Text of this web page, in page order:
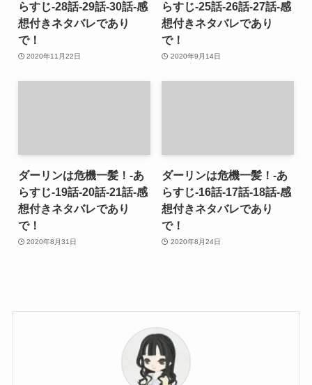
らすじ-28話-29話-30話-感
想付きネタバレであり
で！
2020年11月22日
らすじ-25話-26話-27話-感
想付きネタバレであり
で！
2020年9月14日
ダーリンは危機一髪！-あ
らすじ-19話-20話-21話-感
想付きネタバレであり
で！
2020年8月31日
ダーリンは危機一髪！-あ
らすじ-16話-17話-18話-感
想付きネタバレであり
で！
2020年8月24日